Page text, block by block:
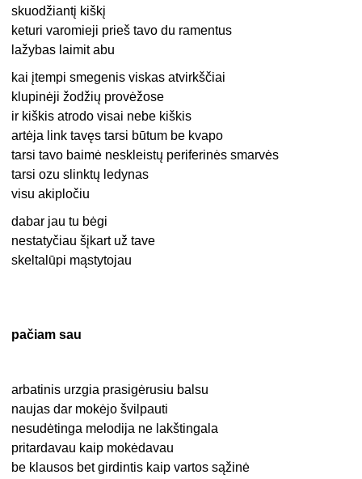
skuodžiantį kiškį
keturi varomieji prieš tavo du ramentus
lažybas laimit abu
kai įtempi smegenis viskas atvirkščiai
klupinėji žodžių provėžose
ir kiškis atrodo visai nebe kiškis
artėja link tavęs tarsi būtum be kvapo
tarsi tavo baimė neskleistų periferinės smarvės
tarsi ozu slinktų ledynas
visu akipločiu
dabar jau tu bėgi
nestatyčiau šįkart už tave
skeltalūpi mąstytojau
pačiam sau
arbatinis urzgia prasigėrusiu balsu
naujas dar mokėjo švilpauti
nesudėtinga melodija ne lakštingala
pritardavau kaip mokėdavau
be klausos bet girdintis kaip vartos sąžinė